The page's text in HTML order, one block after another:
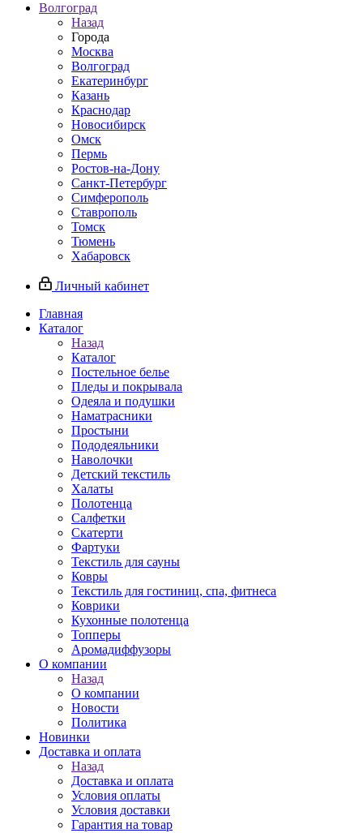
Волгоград
Назад
Города
Москва
Волгоград
Екатеринбург
Казань
Краснодар
Новосибирск
Омск
Пермь
Ростов-на-Дону
Санкт-Петербург
Симферополь
Ставрополь
Томск
Тюмень
Хабаровск
Личный кабинет
Главная
Каталог
Назад
Каталог
Постельное белье
Пледы и покрывала
Одеяла и подушки
Наматрасники
Простыни
Пододеяльники
Наволочки
Детский текстиль
Халаты
Полотенца
Салфетки
Скатерти
Фартуки
Текстиль для сауны
Ковры
Текстиль для гостиниц, спа, фитнеса
Коврики
Кухонные полотенца
Топперы
Аромадиффузоры
О компании
Назад
О компании
Новости
Политика
Новинки
Доставка и оплата
Назад
Доставка и оплата
Условия оплаты
Условия доставки
Гарантия на товар